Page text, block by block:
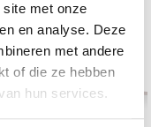
met onze
en analyse. Deze
met andere
of die ze hebben
hun services.
wanneer